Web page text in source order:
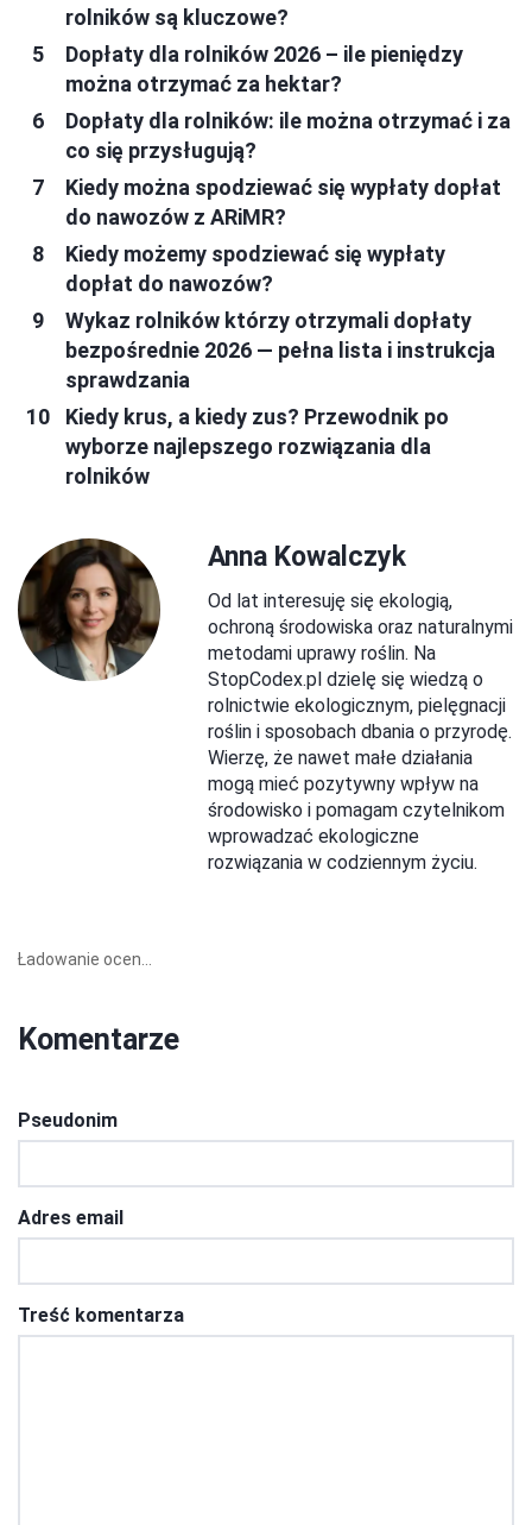
rolników są kluczowe?
Dopłaty dla rolników 2026 – ile pieniędzy
można otrzymać za hektar?
Dopłaty dla rolników: ile można otrzymać i za
co się przysługują?
Kiedy można spodziewać się wypłaty dopłat
do nawozów z ARiMR?
Kiedy możemy spodziewać się wypłaty
dopłat do nawozów?
Wykaz rolników którzy otrzymali dopłaty
bezpośrednie 2026 — pełna lista i instrukcja
sprawdzania
Kiedy krus, a kiedy zus? Przewodnik po
wyborze najlepszego rozwiązania dla
rolników
Anna Kowalczyk
Od lat interesuję się ekologią,
ochroną środowiska oraz naturalnymi
metodami uprawy roślin. Na
StopCodex.pl dzielę się wiedzą o
rolnictwie ekologicznym, pielęgnacji
roślin i sposobach dbania o przyrodę.
Wierzę, że nawet małe działania
mogą mieć pozytywny wpływ na
środowisko i pomagam czytelnikom
wprowadzać ekologiczne
rozwiązania w codziennym życiu.
Ładowanie ocen...
Komentarze
Pseudonim
Adres email
Treść komentarza